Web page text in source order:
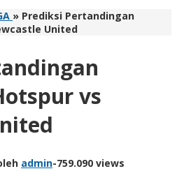
» Prediksi Pertandingan
United
vs
admin-759.090 views